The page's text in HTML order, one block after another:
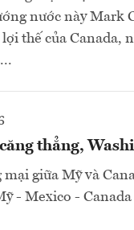
nước này Mark
thế của Canada,
thẳng,
giữa Mỹ và
- Mexico -